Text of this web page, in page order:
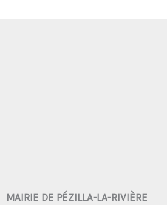
MAIRIE DE PÉZILLA-LA-RIVIÈRE